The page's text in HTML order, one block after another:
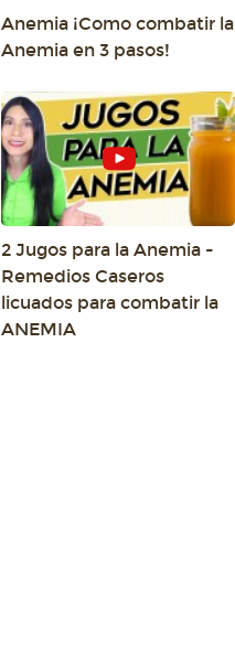
Anemia ¡Como combatir la
Anemia en 3 pasos!
2 Jugos para la Anemia -
Remedios Caseros
licuados para combatir la
ANEMIA